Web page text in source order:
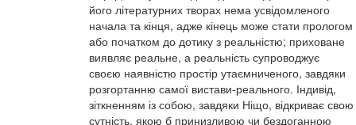
його літературних творах нема усвідомленого
начала та кінця, адже кінець може стати прологом
або початком до дотику з реальністю; приховане
виявляє реальне, а реальність супроводжує
своєю наявністю простір утаємниченого, завдяки
розгортанню самої вистави-реального. Індивід,
зіткненням із собою, завдяки Ніщо, відкриває свою
сутність, якою б принизливою чи бездоганною